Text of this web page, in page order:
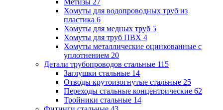
Хомуты для водопроводных труб из
пластика 6
Хомуты для медных труб 5
Хомуты для труб ПВХ 4
Хомуты металлические оцинкованные с
уплотнением 20
Детали трубопроводов стальные 115
Заглушки стальные 14
Отводы крутоизогнутые стальные 25
Переходы стальные концентрические 62
Тройники стальные 14